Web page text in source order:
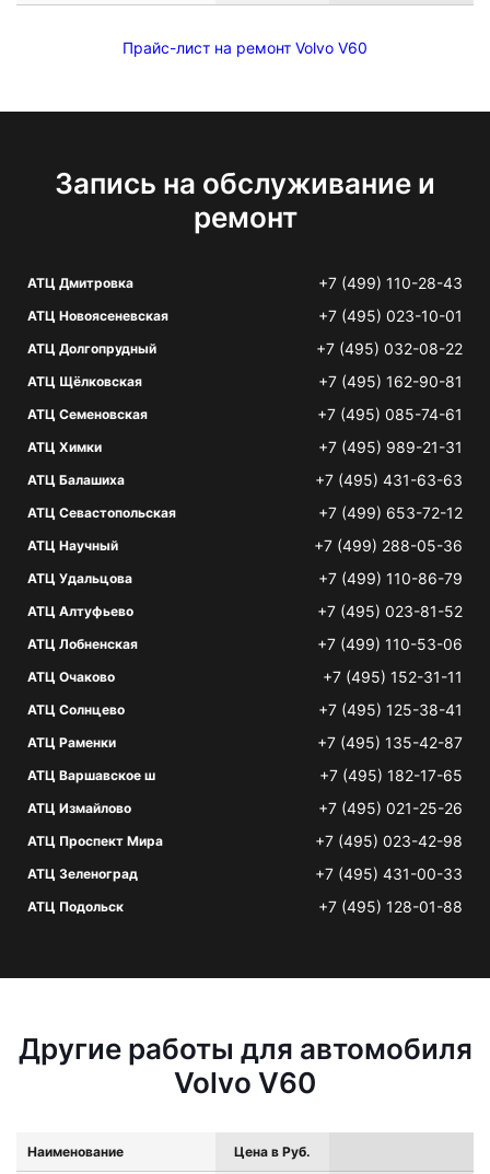
Прайс-лист на ремонт Volvo V60
Запись на обслуживание и
ремонт
АТЦ Дмитровка +7 (499) 110-28-43
АТЦ Новоясеневская +7 (495) 023-10-01
АТЦ Долгопрудный +7 (495) 032-08-22
АТЦ Щёлковская +7 (495) 162-90-81
АТЦ Семеновская +7 (495) 085-74-61
АТЦ Химки +7 (495) 989-21-31
АТЦ Балашиха +7 (495) 431-63-63
АТЦ Севастопольская +7 (499) 653-72-12
АТЦ Научный +7 (499) 288-05-36
АТЦ Удальцова +7 (499) 110-86-79
АТЦ Алтуфьево +7 (495) 023-81-52
АТЦ Лобненская +7 (499) 110-53-06
АТЦ Очаково +7 (495) 152-31-11
АТЦ Солнцево +7 (495) 125-38-41
АТЦ Раменки +7 (495) 135-42-87
АТЦ Варшавское ш +7 (495) 182-17-65
АТЦ Измайлово +7 (495) 021-25-26
АТЦ Проспект Мира +7 (495) 023-42-98
АТЦ Зеленоград +7 (495) 431-00-33
АТЦ Подольск +7 (495) 128-01-88
Другие работы для автомобиля
Volvo V60
Наименование Цена в Руб.